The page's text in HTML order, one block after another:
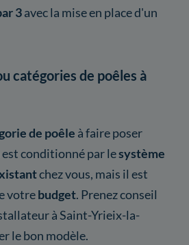
3avec la mise en place d'un
catégories de poêles à
de poêle à faire poser
conditionné par lesystème
chez vous, mais il est
votrebudget. Prenez conseil
à Saint-Yrieix-la-
le bon modèle.